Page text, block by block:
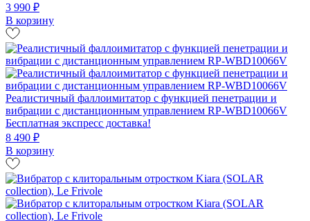
3 990 ₽
В корзину
Реалистичный фаллоимитатор с функцией пенетрации и
вибрации с дистанционным управлением RP-WBD10066V
Бесплатная экспресс доставка!
8 490 ₽
В корзину